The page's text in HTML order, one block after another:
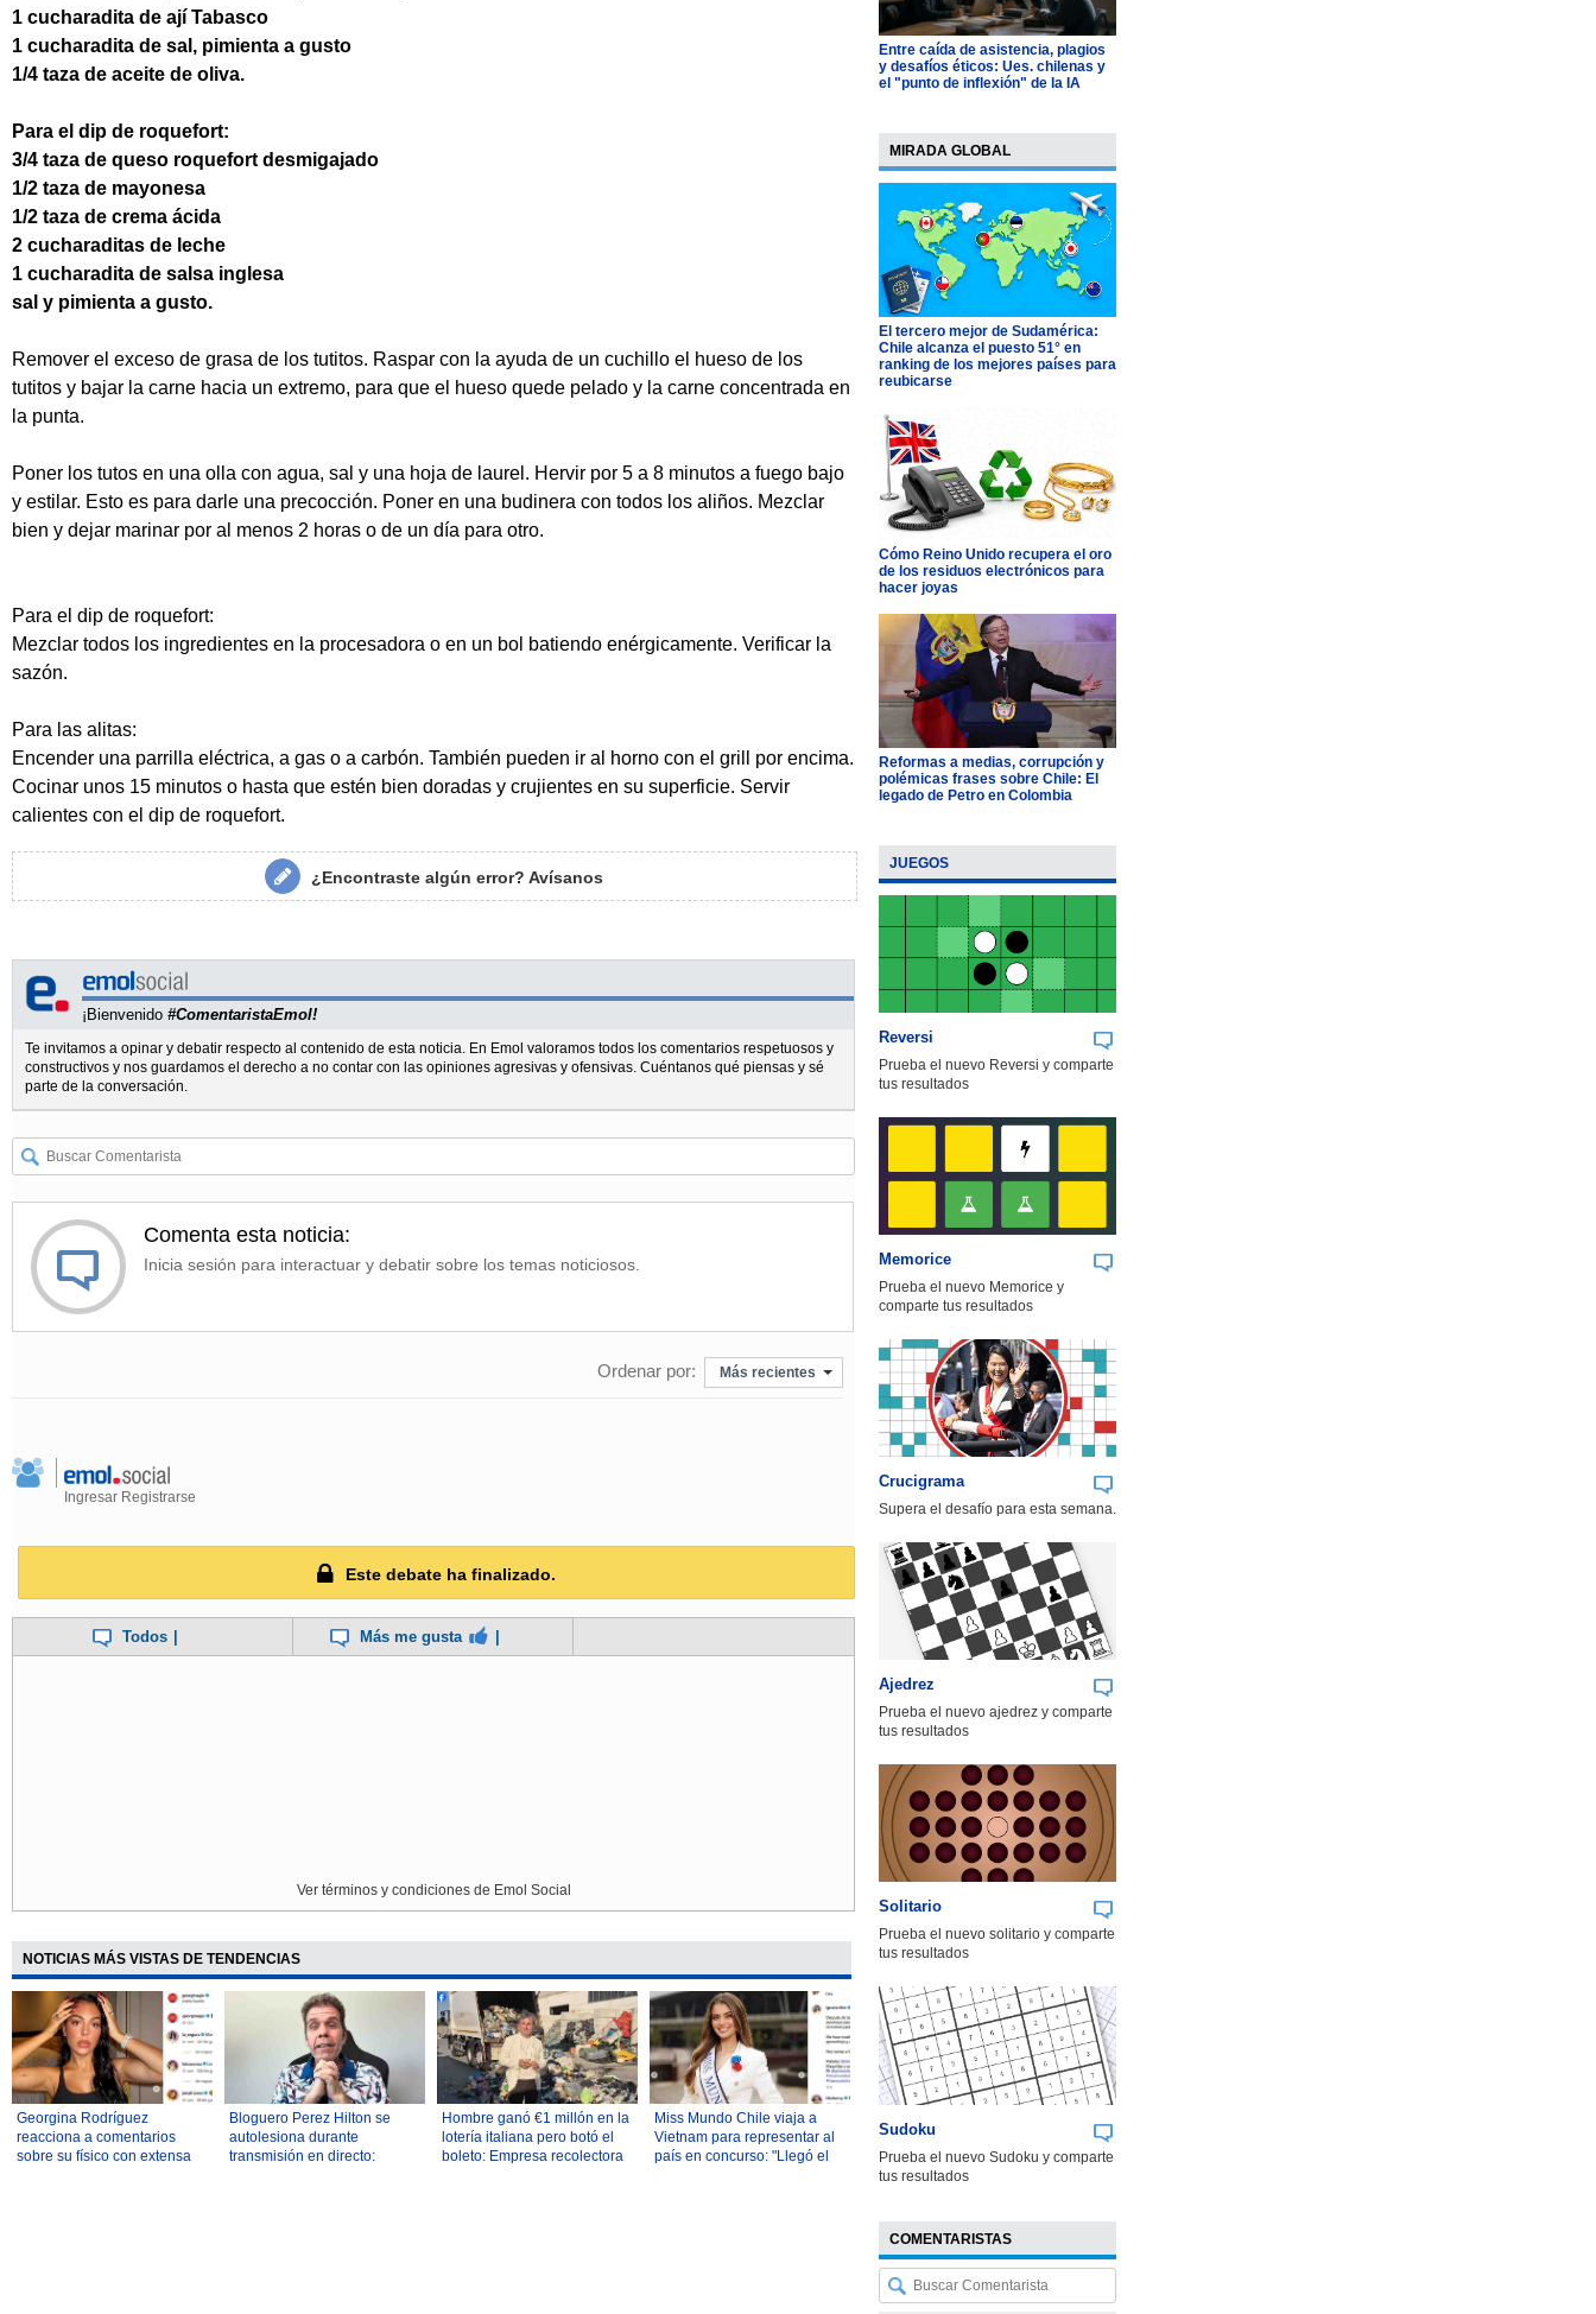
1 cucharadita de ají Tabasco
1 cucharadita de sal, pimienta a gusto
1/4 taza de aceite de oliva.
Para el dip de roquefort:
3/4 taza de queso roquefort desmigajado
1/2 taza de mayonesa
1/2 taza de crema ácida
2 cucharaditas de leche
1 cucharadita de salsa inglesa
sal y pimienta a gusto.
Remover el exceso de grasa de los tutitos. Raspar con la ayuda de un cuchillo el hueso de los
tutitos y bajar la carne hacia un extremo, para que el hueso quede pelado y la carne concentrada en
la punta.
Poner los tutos en una olla con agua, sal y una hoja de laurel. Hervir por 5 a 8 minutos a fuego bajo
y estilar. Esto es para darle una precocción. Poner en una budinera con todos los aliños. Mezclar
bien y dejar marinar por al menos 2 horas o de un día para otro.
Para el dip de roquefort:
Mezclar todos los ingredientes en la procesadora o en un bol batiendo enérgicamente. Verificar la
sazón.
Para las alitas:
Encender una parrilla eléctrica, a gas o a carbón. También pueden ir al horno con el grill por encima.
Cocinar unos 15 minutos o hasta que estén bien doradas y crujientes en su superficie. Servir
calientes con el dip de roquefort.
¿Encontraste algún error?Avísanos
¡Bienvenido #ComentaristaEmol!
Te invitamos a opinar y debatir respecto al contenido de esta noticia. En Emol valoramos todos los comentarios respetuosos y
constructivos y nos guardamos el derecho a no contar con las opiniones agresivas y ofensivas. Cuéntanos qué piensas y sé
parte de la conversación.
Comenta esta noticia:
Inicia sesión para interactuar y debatir sobre los temas noticiosos.
Ordenar por: Más recientes
Ingresar Registrarse
Este debate ha finalizado.
Todos Más me gusta
Ver términos y condiciones de Emol Social
NOTICIAS MÁS VISTAS DE TENDENCIAS
Georgina Rodríguez
reacciona a comentarios
sobre su físico con extensa
Bloguero Perez Hilton se
autolesiona durante
transmisión en directo:
Hombre ganó €1 millón en la
lotería italiana pero botó el
boleto: Empresa recolectora
Miss Mundo Chile viaja a
Vietnam para representar al
país en concurso: "Llegó el
Entre caída de asistencia, plagios
y desafíos éticos: Ues. chilenas y
el "punto de inflexión" de la IA
MIRADA GLOBAL
El tercero mejor de Sudamérica:
Chile alcanza el puesto 51° en
ranking de los mejores países para
reubicarse
Cómo Reino Unido recupera el oro
de los residuos electrónicos para
hacer joyas
Reformas a medias, corrupción y
polémicas frases sobre Chile: El
legado de Petro en Colombia
JUEGOS
Reversi
Prueba el nuevo Reversi y comparte
tus resultados
Memorice
Prueba el nuevo Memorice y
comparte tus resultados
Crucigrama
Supera el desafío para esta semana.
Ajedrez
Prueba el nuevo ajedrez y comparte
tus resultados
Solitario
Prueba el nuevo solitario y comparte
tus resultados
Sudoku
Prueba el nuevo Sudoku y comparte
tus resultados
COMENTARISTAS